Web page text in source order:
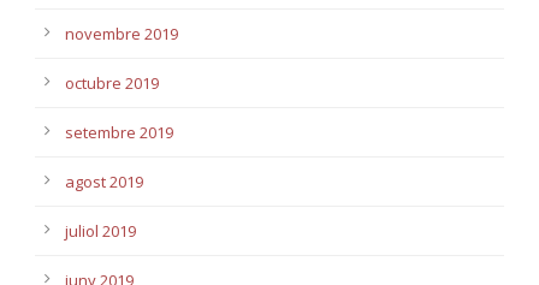
novembre 2019
octubre 2019
setembre 2019
agost 2019
juliol 2019
juny 2019